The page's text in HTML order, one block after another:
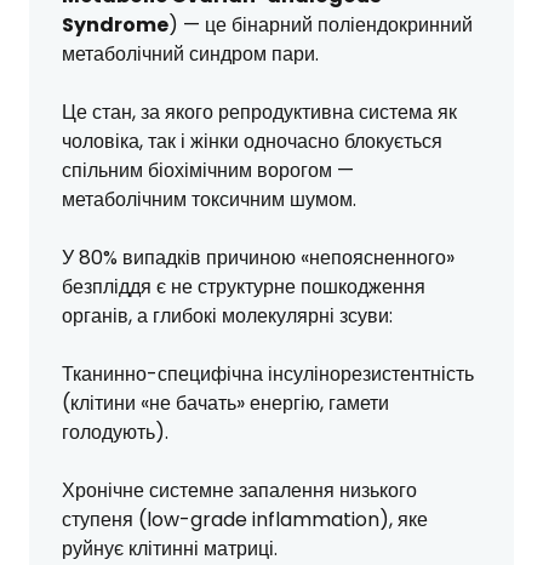
Syndrome) — це бінарний поліендокринний
метаболічний синдром пари.
Це стан, за якого репродуктивна система як
чоловіка, так і жінки одночасно блокується
спільним біохімічним ворогом —
метаболічним токсичним шумом.
У 80% випадків причиною «непоясненного»
безпліддя є не структурне пошкодження
органів, а глибокі молекулярні зсуви:
Тканинно-специфічна інсулінорезистентність
(клітини «не бачать» енергію, гамети
голодують).
Хронічне системне запалення низького
ступеня (low-grade inflammation), яке
руйнує клітинні матриці.